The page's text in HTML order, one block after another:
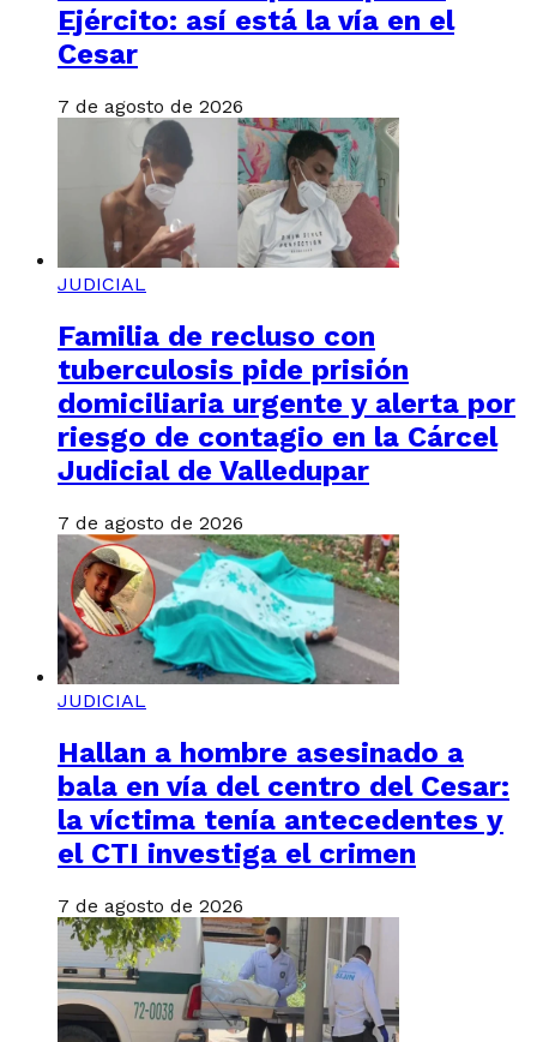
Ejército: así está la vía en el
Cesar
7 de agosto de 2026
JUDICIAL
Familia de recluso con
tuberculosis pide prisión
domiciliaria urgente y alerta por
riesgo de contagio en la Cárcel
Judicial de Valledupar
7 de agosto de 2026
JUDICIAL
Hallan a hombre asesinado a
bala en vía del centro del Cesar:
la víctima tenía antecedentes y
el CTI investiga el crimen
7 de agosto de 2026